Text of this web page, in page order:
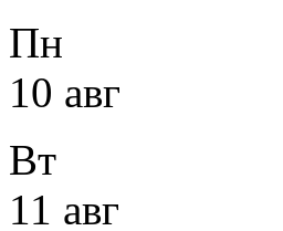
Пн
10 авг
Вт
11 авг